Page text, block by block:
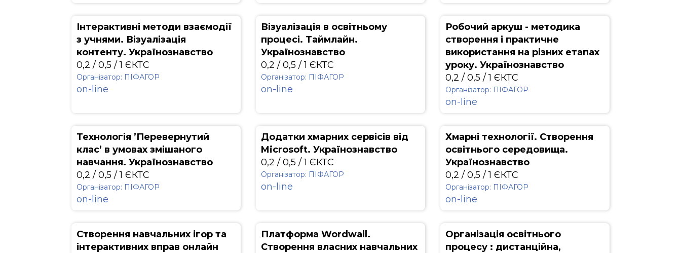
Інтерактивні методи взаємодії
з учнями. Візуалізація
контенту. Українознавство
0,2 / 0,5 / 1 ЄКТС
Організатор: ПІФАГОР
on-line
Візуалізація в освітньому
процесі. Таймлайн.
Українознавство
0,2 / 0,5 / 1 ЄКТС
Організатор: ПІФАГОР
on-line
Робочий аркуш - методика
створення і практичне
використання на різних етапах
уроку. Українознавство
0,2 / 0,5 / 1 ЄКТС
Організатор: ПІФАГОР
on-line
Технологія ’Перевернутий
клас’ в умовах змішаного
навчання. Українознавство
0,2 / 0,5 / 1 ЄКТС
Організатор: ПІФАГОР
on-line
Додатки хмарних сервісів від
Microsoft. Українознавство
0,2 / 0,5 / 1 ЄКТС
Організатор: ПІФАГОР
on-line
Хмарні технології. Створення
освітнього середовища.
Українознавство
0,2 / 0,5 / 1 ЄКТС
Організатор: ПІФАГОР
on-line
Створення навчальних ігор та
інтерактивних вправ онлайн
Платформа Wordwall.
Створення власних навчальних
Організація освітнього
процесу : дистанційна,